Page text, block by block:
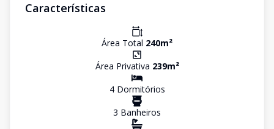
Características
Área Total 240m²
Área Privativa 239m²
4Dormitórios
3 Banheiros